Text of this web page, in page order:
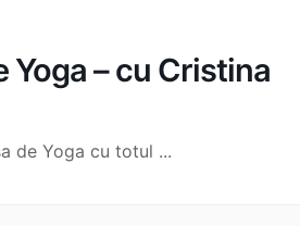
Yoga – cu Cristina
de Yoga cu totul ...